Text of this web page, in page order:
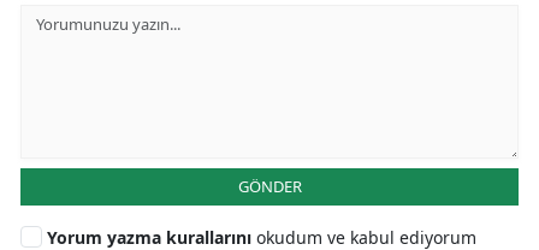
GÖNDER
Yorum yazma kurallarını okudum ve kabul ediyorum